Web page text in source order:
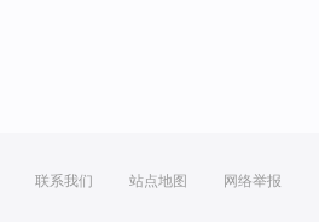
联系我们 站点地图 网络举报